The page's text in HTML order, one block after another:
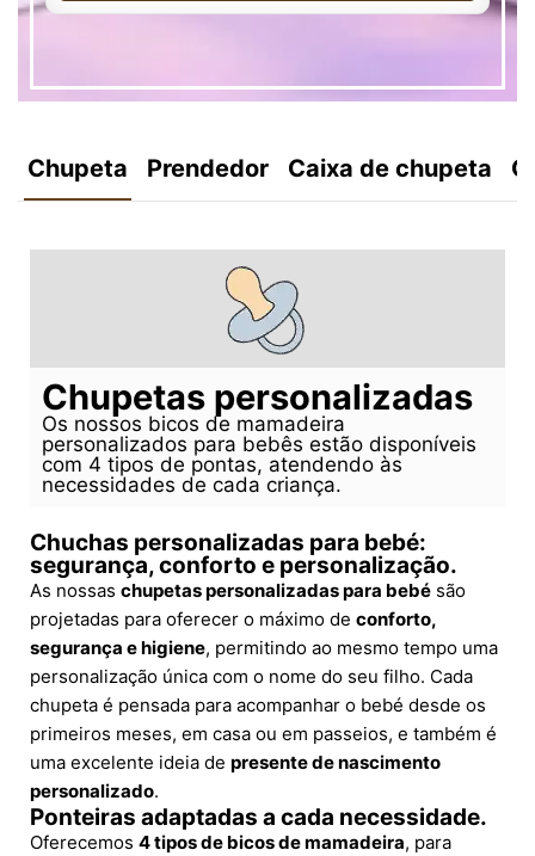
Chupeta Prendedor Caixa de chupeta
Chupetas personalizadas
Os nossos bicos de mamadeira
personalizados para bebês estão disponíveis
com 4 tipos de pontas, atendendo às
necessidades de cada criança.
Chuchas personalizadas para bebé:
segurança, conforto e personalização.
As nossas chupetas personalizadas para bebé são
projetadas para oferecer o máximo de conforto,
segurança e higiene, permitindo ao mesmo tempo uma
personalização única com o nome do seu filho. Cada
chupeta é pensada para acompanhar o bebé desde os
primeiros meses, em casa ou em passeios, e também é
uma excelente ideia de presente de nascimento
personalizado.
Ponteiras adaptadas a cada necessidade.
Oferecemos 4 tipos de bicos de mamadeira, para